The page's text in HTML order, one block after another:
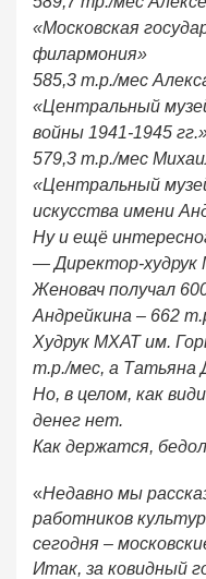
«Московская
филармония»
585,3 т.р./мес
«Центральный
войны 1941-1945
579,3 т.р./мес
«Центральный
искусства имени
Ну и ещё
— Директор-худрук
Женовач получал
Андрейкина – 662
Худрук МХАТ им.
т.р./мес, а Татьяна
Но, в целом, как
денег нет.
Как держатся,
«Недавно мы
работников
сегодня –
Итак, за ковидный